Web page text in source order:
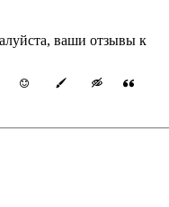
ваши отзывы к